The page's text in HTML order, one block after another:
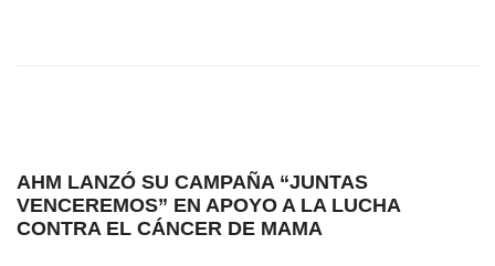
AHM LANZÓ SU CAMPAÑA “JUNTAS
VENCEREMOS” EN APOYO A LA LUCHA
CONTRA EL CÁNCER DE MAMA